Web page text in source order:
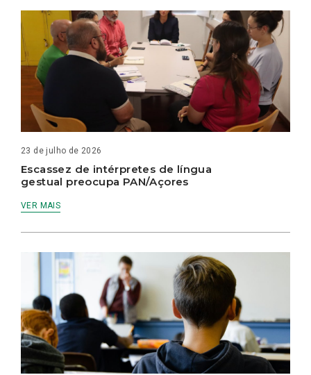
23 de julho de 2026
Escassez de intérpretes de língua
gestual preocupa PAN/Açores
VER MAIS